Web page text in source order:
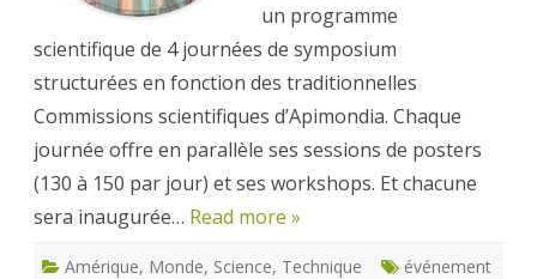
un programme
scientifique de 4 journées de symposium
structurées en fonction des traditionnelles
Commissions scientifiques d’Apimondia. Chaque
journée offre en parallèle ses sessions de posters
(130 à 150 par jour) et ses workshops. Et chacune
sera inaugurée… Read more »
Amérique, Monde, Science, Technique événement